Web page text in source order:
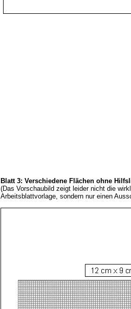
Blatt 3: Verschiedene Flächen ohne
(Das Vorschaubild zeigt leider nicht die
Arbeitsblattvorlage, sondern nur einen